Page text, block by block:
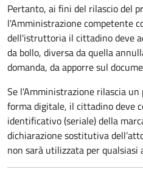
Pertanto, ai fini del rilascio del
l'Amministrazione competente
dell'istruttoria il cittadino deve
da bollo, diversa da quella
domanda, da apporre sul
Se l'Amministrazione rilascia
forma digitale, il cittadino deve
identificativo (seriale) della
dichiarazione sostitutiva
non sarà utilizzata per qualsiasi